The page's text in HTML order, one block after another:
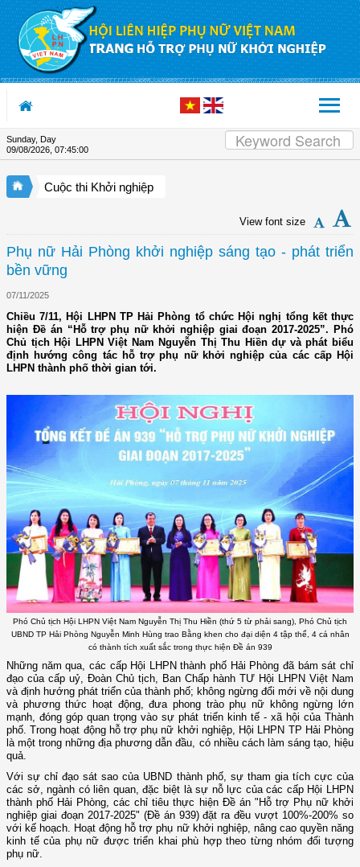
Skip to Content
Sunday, Day
09/08/2026 07:45:01
Cuộc thi Khởi nghiệp
View font size
Phụ nữ Hải Phòng khởi nghiệp sáng tạo - phát triển
bền vững
07/11/2025
Chiều 7/11, Hội LHPN TP Hải Phòng tổ chức Hội nghị tổng kết thực
hiện Đề án “Hỗ trợ phụ nữ khởi nghiệp giai đoạn 2017-2025”. Phó
Chủ tịch Hội LHPN Việt Nam Nguyễn Thị Thu Hiền dự và phát biểu
định hướng công tác hỗ trợ phụ nữ khởi nghiệp của các cấp Hội
LHPN thành phố thời gian tới.
Phó Chủ tịch Hội LHPN Việt Nam Nguyễn Thị Thu Hiền (thứ 5 từ phải sang), Phó Chủ tịch
UBND TP Hải Phòng Nguyễn Minh Hùng trao Bằng khen cho đại diện 4 tập thể, 4 cá nhân
có thành tích xuất sắc trong thực hiện Đề án 939
Những năm qua, các cấp Hội LHPN thành phố Hải Phòng đã bám sát chỉ
đạo của cấp uỷ, Đoàn Chủ tịch, Ban Chấp hành TƯ Hội LHPN Việt Nam
và định hướng phát triển của thành phố; không ngừng đổi mới về nội dung
và phương thức hoạt động, đưa phong trào phụ nữ không ngừng lớn
mạnh, đóng góp quan trọng vào sự phát triển kinh tế - xã hội của Thành
phố. Trong hoạt động hỗ trợ phụ nữ khởi nghiệp, Hội LHPN TP Hải Phòng
là một trong những địa phương dẫn đầu, có nhiều cách làm sáng tạo, hiệu
quả.
Với sự chỉ đạo sát sao của UBND thành phố, sự tham gia tích cực của
các sở, ngành có liên quan, đặc biệt là sự nỗ lực của các cấp Hội LHPN
thành phố Hải Phòng, các chỉ tiêu thực hiện Đề án "Hỗ trợ Phụ nữ khởi
nghiệp giai đoạn 2017-2025" (Đề án 939) đặt ra đều vượt 100%-200% so
với kế hoạch. Hoạt động hỗ trợ phụ nữ khởi nghiệp, nâng cao quyền năng
kinh tế của phụ nữ được triển khai phù hợp theo từng nhóm đối tượng
phụ nữ.